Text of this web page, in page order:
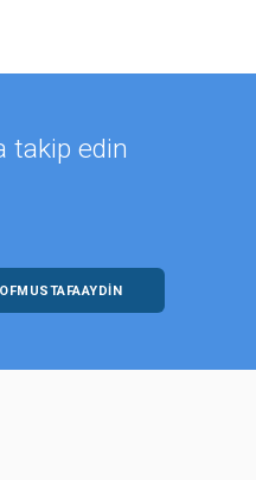
takip edin